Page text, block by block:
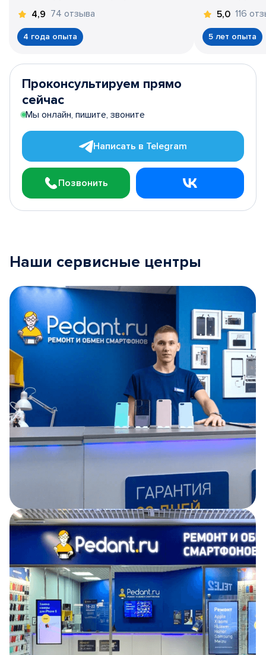
4,9 74 отзыва
4 года опыта
5,0 116
5 лет опыта
Проконсультируем прямо
сейчас
Мы онлайн, пишите, звоните
Написать в Telegram
Позвонить
Наши сервисные центры